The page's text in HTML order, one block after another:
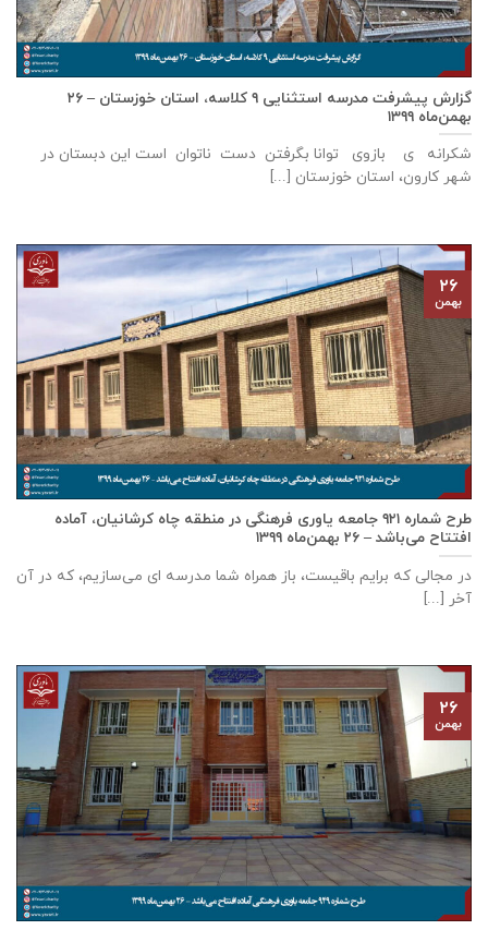
گزارش پيشرفت مدرسه استثنايی ٩ كلاسه، استان خوزستان – ۲۶
بهمن‌ماه ۱۳۹۹
شکرانه ی بازوی توانا بگرفتن دست ناتوان است این دبستان در
شهر كارون، استان خوزستان [...]
طرح شماره ۹۲۱ جامعه ياوری فرهنگی در منطقه چاه کرشانیان، آماده
افتتاح می‌باشد – ۲۶ بهمن‌ماه ۱۳۹۹
در مجالی که برایم باقیست، باز همراه شما مدرسه ای می‌سازیم، که در آن
آخر [...]
۲۶
بهمن
۲۶
بهمن